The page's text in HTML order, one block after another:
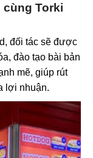
Torki
đối tác sẽ được
đào tạo bài bản
mẽ, giúp rút
lợi nhuận.